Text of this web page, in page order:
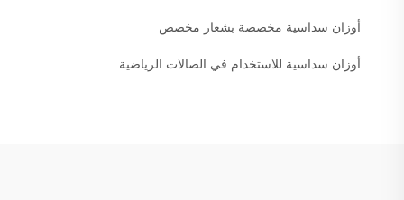
أوزان سداسية مخصصة بشعار مخصص
أوزان سداسية للاستخدام في الصالات الرياضية